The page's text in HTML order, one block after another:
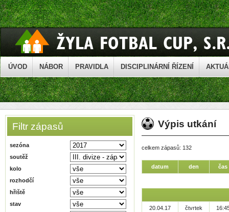
ÚVOD NÁBOR PRAVIDLA DISCIPLINÁRNÍ ŘÍZENÍ
Filtr zápasů
sezóna
soutěž
kolo
rozhodčí
hřiště
stav
Výpis utkání
celkem zápasů: 132
datum den čas
20.04.17 čtvrtek